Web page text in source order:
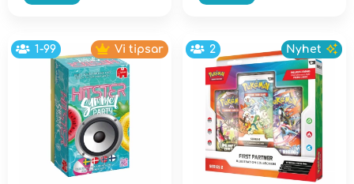
1-99 Vi tipsar 2 Nyhet